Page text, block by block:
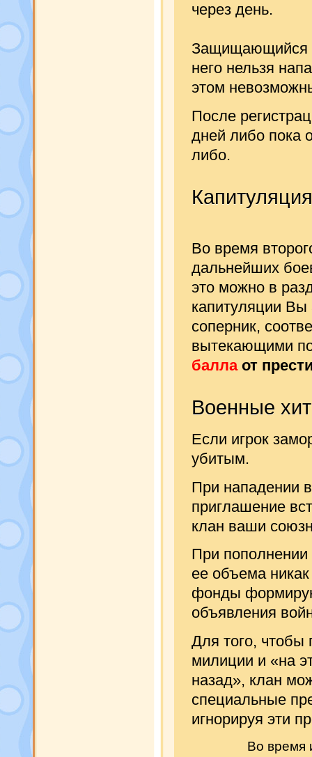
через день.
Защищающийся
него нельзя
этом
После
дней либо пока
либо.
Капитуляция
Во время
дальнейших
это можно в
капитуляции Вы
соперник,
вытекающими
баллаот
Военные
Если игрок
убитым.
При нападении
приглашение
клан ваши
При
ее объема
фонды
объявления
Для того, чтобы
милиции и «на
назад», клан
специальные
игнорируя эти
Во время